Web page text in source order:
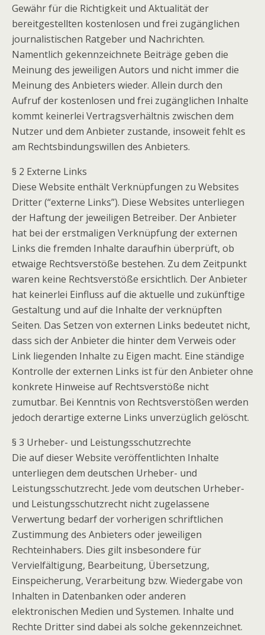
Gewähr für die Richtigkeit und Aktualität der
bereitgestellten kostenlosen und frei zugänglichen
journalistischen Ratgeber und Nachrichten.
Namentlich gekennzeichnete Beiträge geben die
Meinung des jeweiligen Autors und nicht immer die
Meinung des Anbieters wieder. Allein durch den
Aufruf der kostenlosen und frei zugänglichen Inhalte
kommt keinerlei Vertragsverhältnis zwischen dem
Nutzer und dem Anbieter zustande, insoweit fehlt es
am Rechtsbindungswillen des Anbieters.
§ 2 Externe Links
Diese Website enthält Verknüpfungen zu Websites
Dritter (“externe Links”). Diese Websites unterliegen
der Haftung der jeweiligen Betreiber. Der Anbieter
hat bei der erstmaligen Verknüpfung der externen
Links die fremden Inhalte daraufhin überprüft, ob
etwaige Rechtsverstöße bestehen. Zu dem Zeitpunkt
waren keine Rechtsverstöße ersichtlich. Der Anbieter
hat keinerlei Einfluss auf die aktuelle und zukünftige
Gestaltung und auf die Inhalte der verknüpften
Seiten. Das Setzen von externen Links bedeutet nicht,
dass sich der Anbieter die hinter dem Verweis oder
Link liegenden Inhalte zu Eigen macht. Eine ständige
Kontrolle der externen Links ist für den Anbieter ohne
konkrete Hinweise auf Rechtsverstöße nicht
zumutbar. Bei Kenntnis von Rechtsverstößen werden
jedoch derartige externe Links unverzüglich gelöscht.
§ 3 Urheber- und Leistungsschutzrechte
Die auf dieser Website veröffentlichten Inhalte
unterliegen dem deutschen Urheber- und
Leistungsschutzrecht. Jede vom deutschen Urheber-
und Leistungsschutzrecht nicht zugelassene
Verwertung bedarf der vorherigen schriftlichen
Zustimmung des Anbieters oder jeweiligen
Rechteinhabers. Dies gilt insbesondere für
Vervielfältigung, Bearbeitung, Übersetzung,
Einspeicherung, Verarbeitung bzw. Wiedergabe von
Inhalten in Datenbanken oder anderen
elektronischen Medien und Systemen. Inhalte und
Rechte Dritter sind dabei als solche gekennzeichnet.